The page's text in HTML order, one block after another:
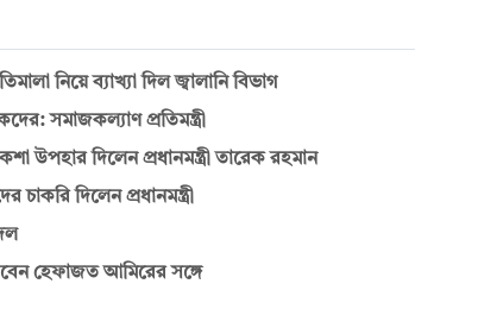
নিয়ে ব্যাখ্যা দিল জ্বালানি বিভাগ
সমাজকল্যাণ প্রতিমন্ত্রী
উপহার দিলেন প্রধানমন্ত্রী তারেক রহমান
দিলেন প্রধানমন্ত্রী
হেফাজত আমিরের সঙ্গে